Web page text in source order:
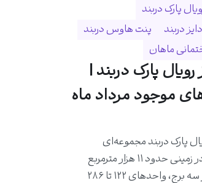
پارک دربند
دربند
پنت هاوس دربند
ماهان
رویال پارک دربند |
موجود مرداد ماه
پارک دربند مجموعه‌ای
مسکونی در زمینی حدود ۱۱ هزار مترمربع
است که از سه برج، واحدهای ۱۲۲ تا ۲۸۶